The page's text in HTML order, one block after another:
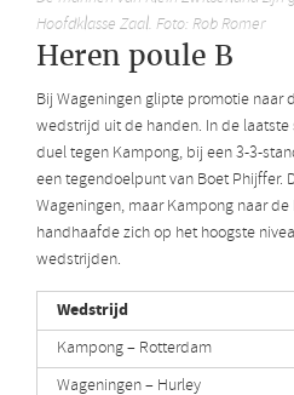
Hoofdklasse Zaal. Foto: Rob Romer
Heren poule B
Bij Wageningen glipte promotie naar
wedstrijd uit de handen. In de
duel tegen Kampong, bij een 3-3-
een tegendoelpunt van Boet Phijffer.
Wageningen, maar Kampong naar
handhaafde zich op het hoogste
wedstrijden.
Wedstrijd
Kampong – Rotterdam
Wageningen – Hurley